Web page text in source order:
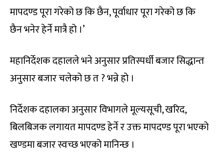
मापदण्ड पूरा गरेको छ कि छैन, पूर्वाधार पूरा गरेको छ कि
छैन भनेर हेर्ने मात्रै हो ।’
महानिर्देशक दहालले भने अनुसार प्रतिस्पर्धी बजार सिद्धान्त
अनुसार बजार चलेको छ त ? भन्ने हो ।
निर्देशक दहालका अनुसार विभागले मूल्यसूची, खरिद,
बिलबिजक लगायत मापदण्ड हेर्ने र उक्त मापदण्ड पूरा भएको
खण्डमा बजार स्वच्छ भएको मानिन्छ ।